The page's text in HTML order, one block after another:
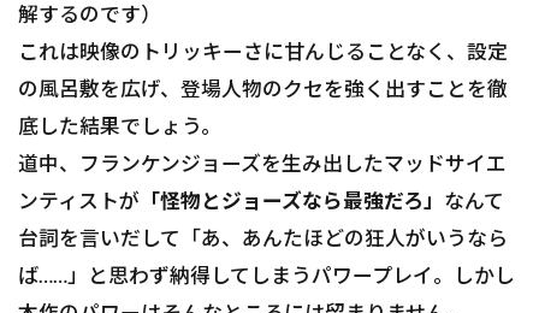
解するのです）
これは映像のトリッキーさに甘んじることなく、設定
の風呂敷を広げ、登場人物のクセを強く出すことを徹
底した結果でしょう。
道中、フランケンジョーズを生み出したマッドサイエ
ンティストが 「怪物とジョーズなら最強だろ」 なんて
台詞を言いだして「あ、あんたほどの狂人がいうなら
ば……」と思わず納得してしまうパワープレイ。しかし